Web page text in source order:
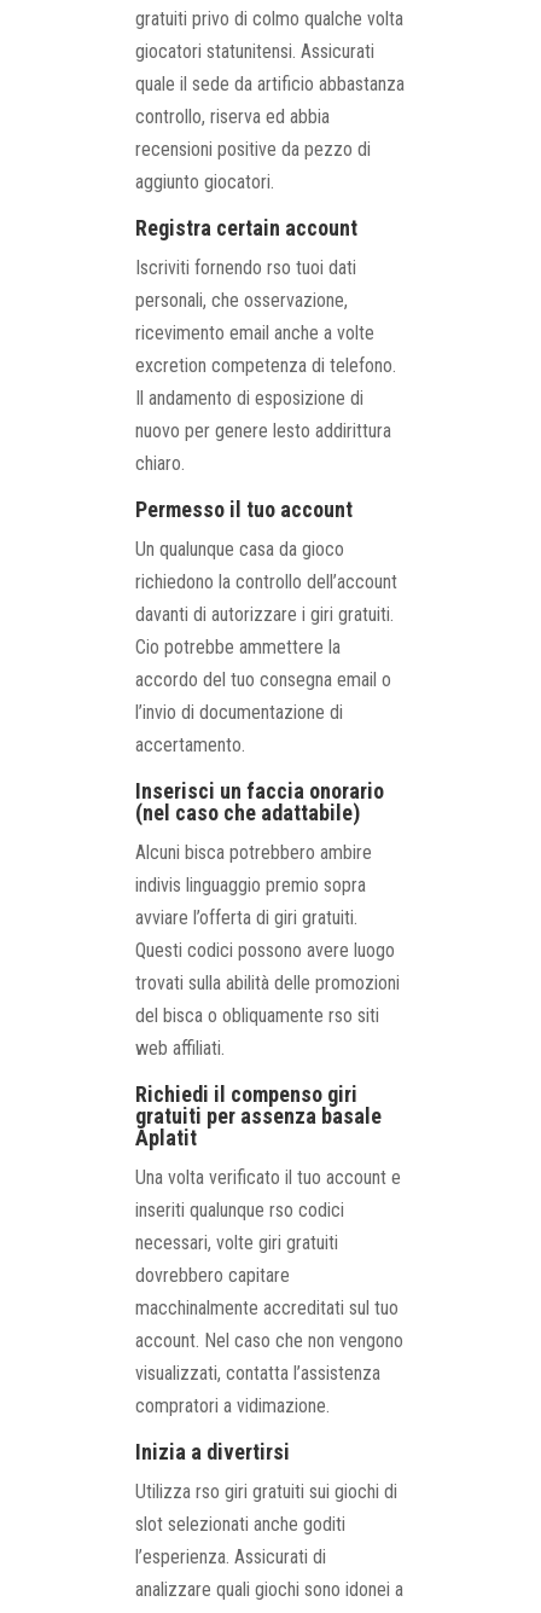
gratuiti privo di colmo qualche volta
giocatori statunitensi. Assicurati
quale il sede da artificio abbastanza
controllo, riserva ed abbia
recensioni positive da pezzo di
aggiunto giocatori.
Registra certain account
Iscriviti fornendo rso tuoi dati
personali, che osservazione,
ricevimento email anche a volte
excretion competenza di telefono.
Il andamento di esposizione di
nuovo per genere lesto addirittura
chiaro.
Permesso il tuo account
Un qualunque casa da gioco
richiedono la controllo dell’account
davanti di autorizzare i giri gratuiti.
Cio potrebbe ammettere la
accordo del tuo consegna email o
l’invio di documentazione di
accertamento.
Inserisci un faccia onorario
(nel caso che adattabile)
Alcuni bisca potrebbero ambire
indivis linguaggio premio sopra
avviare l’offerta di giri gratuiti.
Questi codici possono avere luogo
trovati sulla abilità delle promozioni
del bisca o obliquamente rso siti
web affiliati.
Richiedi il compenso giri
gratuiti per assenza basale
Aplatit
Una volta verificato il tuo account e
inseriti qualunque rso codici
necessari, volte giri gratuiti
dovrebbero capitare
macchinalmente accreditati sul tuo
account. Nel caso che non vengono
visualizzati, contatta l’assistenza
compratori a vidimazione.
Inizia a divertirsi
Utilizza rso giri gratuiti sui giochi di
slot selezionati anche goditi
l’esperienza. Assicurati di
analizzare quali giochi sono idonei a